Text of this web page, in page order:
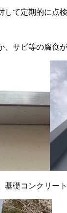
て定期的に点
、サビ等の腐食
基礎コンクリー